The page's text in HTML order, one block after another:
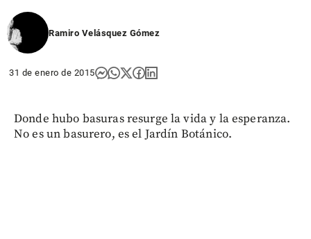
Ramiro Velásquez Gómez
31 de enero de 2015
Donde hubo basuras resurge la vida y la esperanza.
No es un basurero, es el Jardín Botánico.